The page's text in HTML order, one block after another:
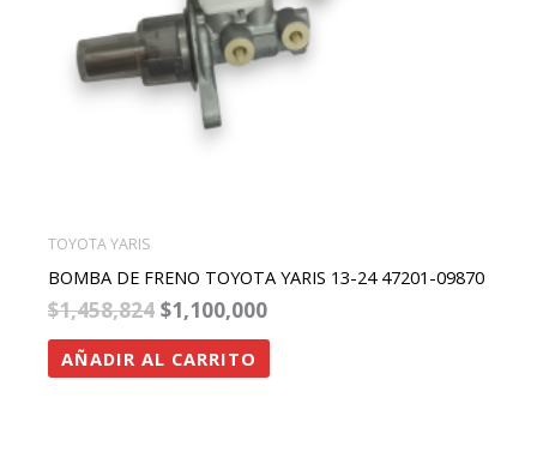
TOYOTA YARIS
BOMBA DE FRENO TOYOTA YARIS 13-24 47201-09870
$1,458,824 $1,100,000
AÑADIR AL CARRITO